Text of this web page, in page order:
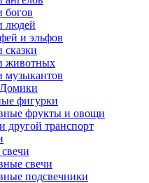
богов
людей
и эльфов
сказки
животных
музыкантов
фигурки
фрукты и овощи
транспорт
свечи
подсвечники